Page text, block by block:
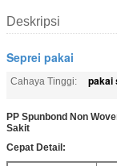
Deskripsi
Seprei pakai
Cahaya Tinggi: pakai
PP Spunbond Non
Sakit
Cepat Detail: